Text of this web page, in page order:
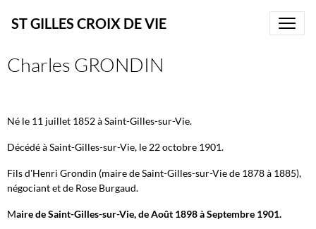
ST GILLES CROIX DE VIE
Charles GRONDIN
Né le 11 juillet 1852 à Saint-Gilles-sur-Vie.
Décédé à Saint-Gilles-sur-Vie, le 22 octobre 1901.
Fils d'Henri Grondin (maire de Saint-Gilles-sur-Vie de 1878 à 1885),
négociant et de Rose Burgaud.
Maire de Saint-Gilles-sur-Vie, de Août 1898 à Septembre 1901.